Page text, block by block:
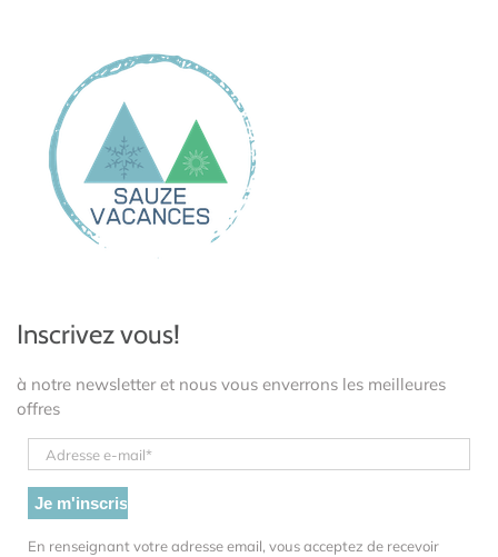
Inscrivez vous!
à notre newsletter et nous vous enverrons les meilleures
offres
En renseignant votre adresse email, vous acceptez de recevoir